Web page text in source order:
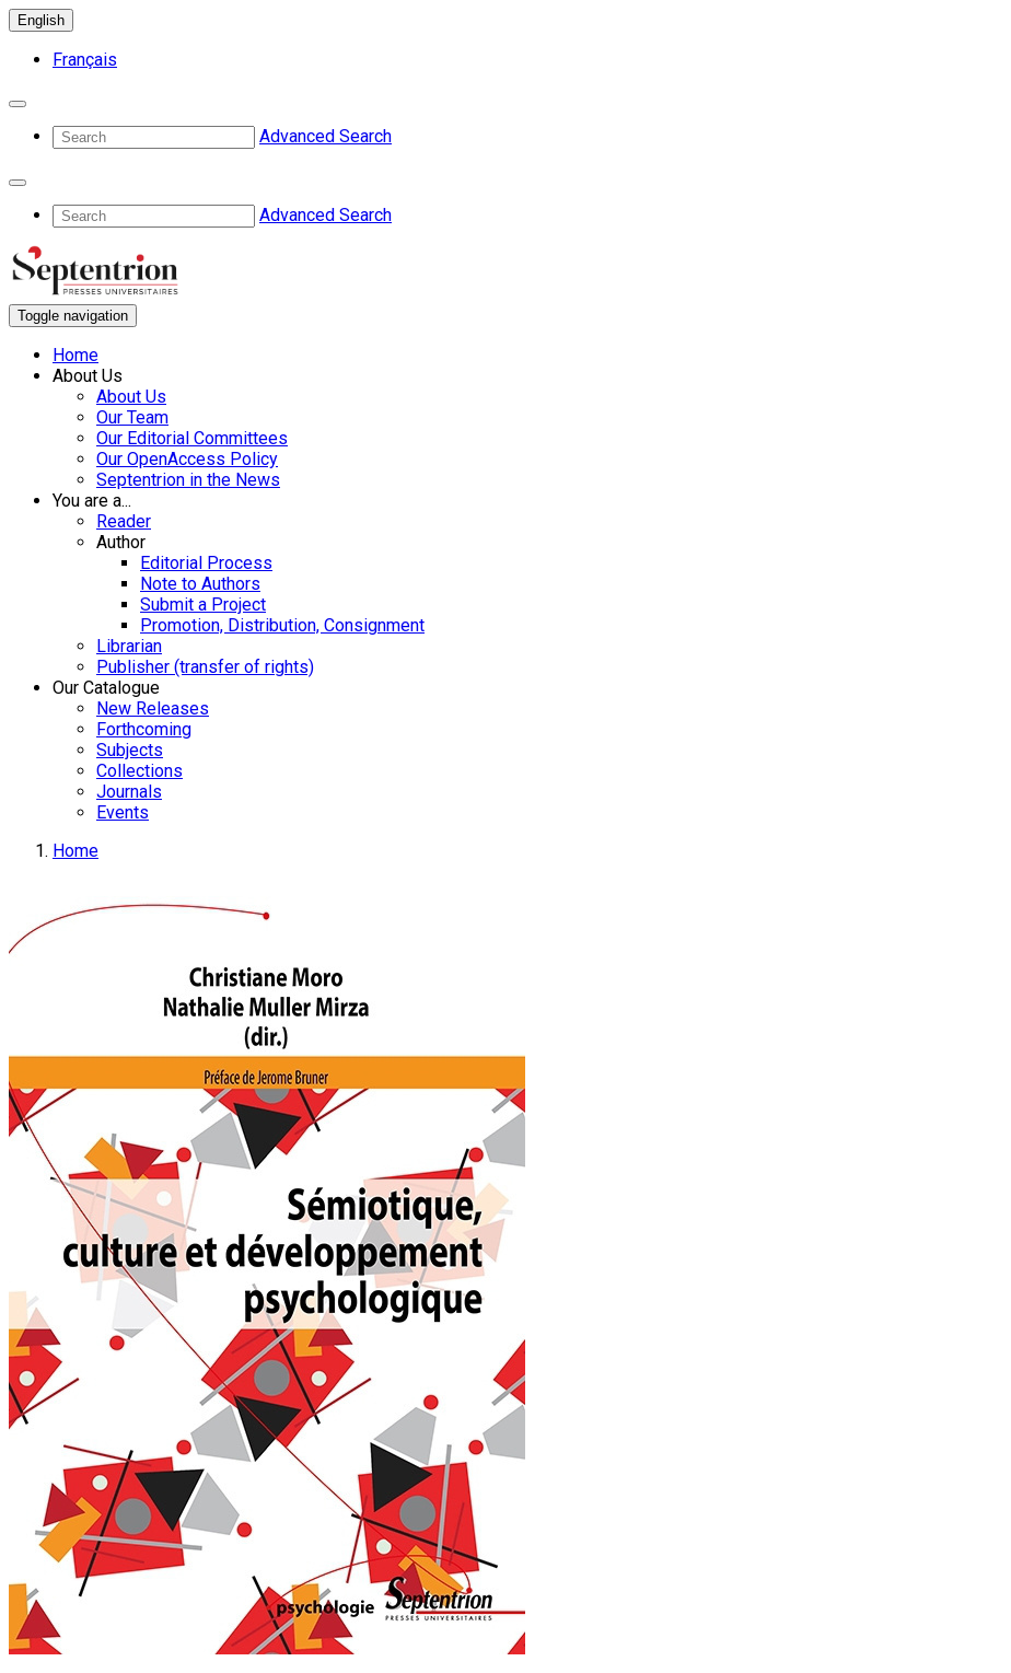
English
Français
Advanced Search
Advanced Search
Toggle navigation
Home
About Us
About Us
Our Team
Our Editorial Committees
Our OpenAccess Policy
Septentrion in the News
You are a...
Reader
Author
Editorial Process
Note to Authors
Submit a Project
Promotion, Distribution, Consignment
Librarian
Publisher (transfer of rights)
Our Catalogue
New Releases
Forthcoming
Subjects
Collections
Journals
Events
Home